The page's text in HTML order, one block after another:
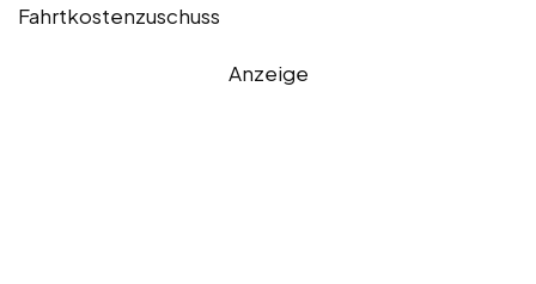
Fahrtkostenzuschuss
Anzeige